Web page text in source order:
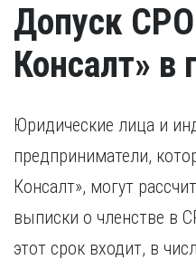
Допуск
Консалт» в
Юридические лица и
предприниматели,
Консалт», могут
выписки о членстве в
этот срок входит, в